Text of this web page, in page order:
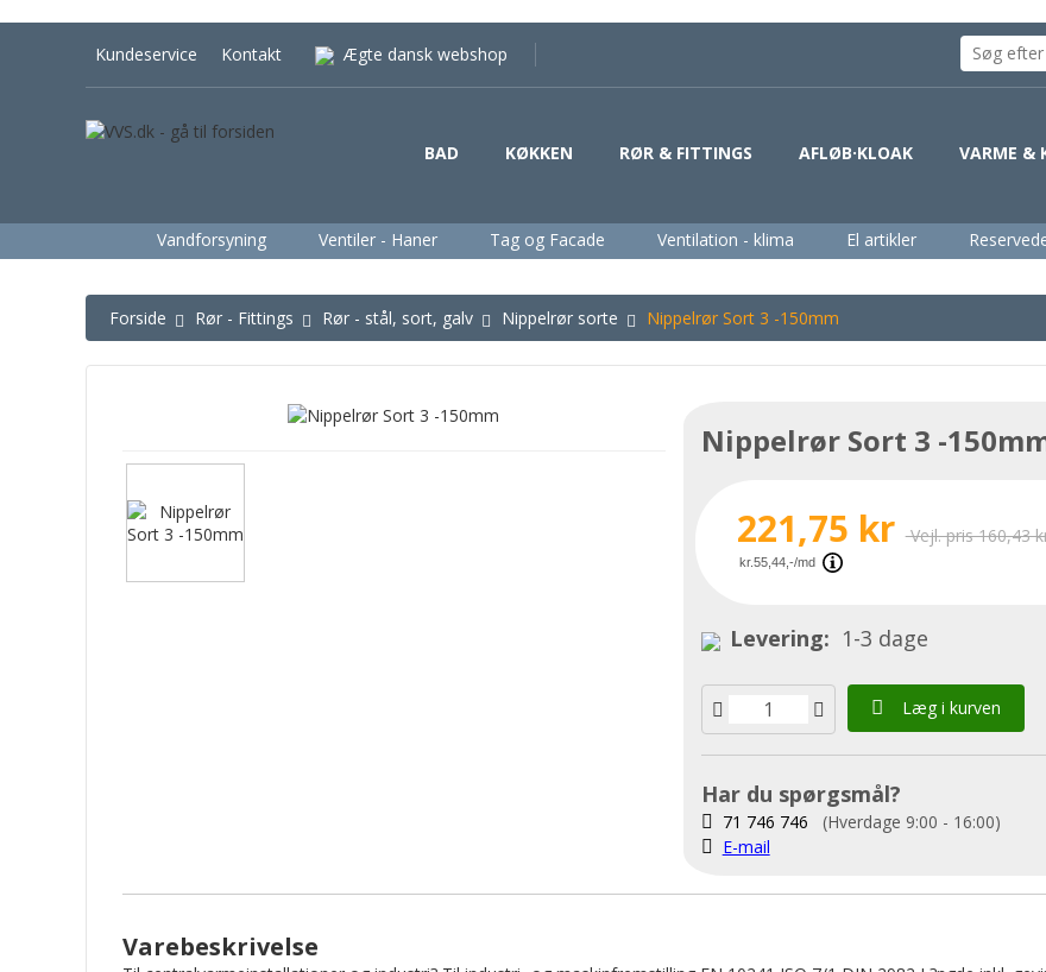
Kundeservice Kontakt Ægte dansk webshop
BAD KØKKEN RØR & FITTINGS AFLØB·KLOAK VARME &
Vandforsyning Ventiler - Haner Tag og Facade Ventilation - klima El artikler
Forside Rør - Fittings Rør - stål, sort, galv Nippelrør sorte Nippelrør Sort 3 -150mm
Nippelrør Sort 3 -
221,75 kr Vejl. pris 160,43
Levering: 1-3 dage
Læg i kurven
Har du spørgsmål?
71 746 746 (Hverdage 9:00 - 16:00)
E-mail
Varebeskrivelse